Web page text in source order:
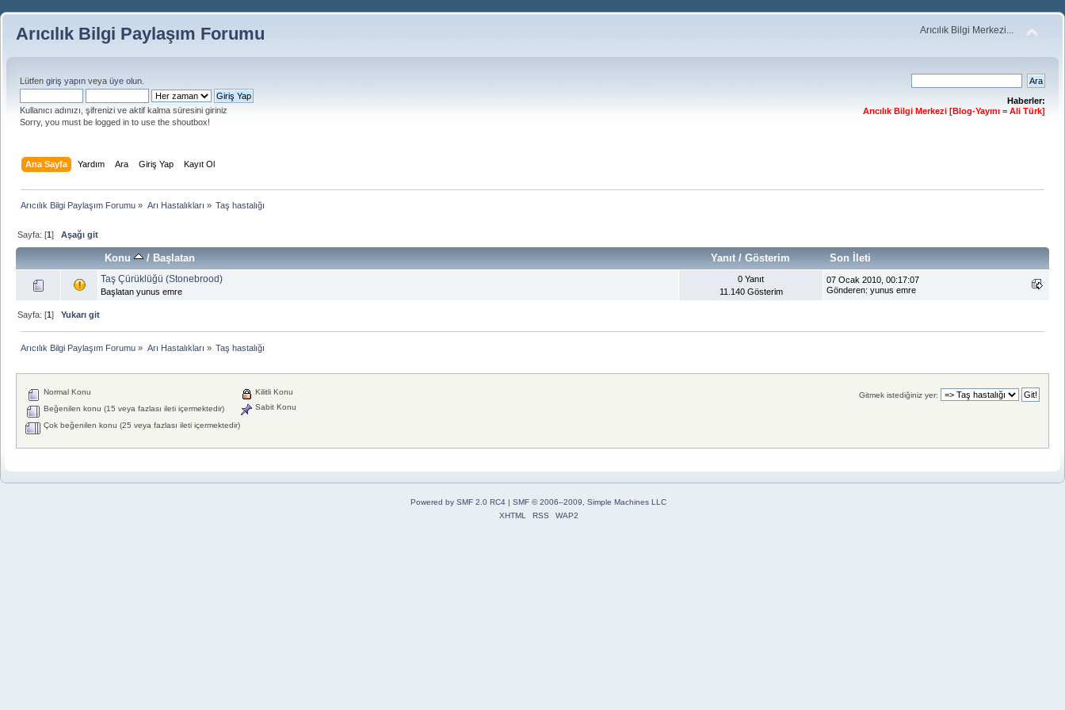
Arıcılık Bilgi Paylaşım Forumu Arıcılık Bilgi Merkezi...
Lütfen giriş yapın veya üye olun
Kullanıcı adınızı, şifrenizi ve aktif kalma süresini giriniz
Sorry, you must be logged in to use the shoutbox!
Haberler:
Arıcılık Bilgi Merkezi [Blog-Yayını = Ali Türk]
Ana Sayfa Yardım Ara Giriş Yap Kayıt Ol
Arıcılık Bilgi Paylaşım Forumu » Arı Hastalıkları » Taş hastalığı
Sayfa: [1]Aşağı git
Konu /Başlatan Yanıt/ Gösterim Son İleti
Taş Çürüklüğü (Stonebrood)
Başlatan yunus emre
0 Yanıt
11.140 Gösterim
07 Ocak 2010, 00:17:07
Gönderen: yunus emre
Sayfa: [1]Yukarı git
Arıcılık Bilgi Paylaşım Forumu » Arı Hastalıkları » Taş hastalığı
Gitmek istediğiniz yer:
Normal Konu
Beğenilen konu (15 veya fazlası ileti içermektedir)
Çok beğenilen konu (25 veya fazlası ileti içermektedir)
Kilitli Konu
Sabit Konu
Powered by SMF 2.0 RC4 | SMF © 2006–2009, Simple Machines LLC
XHTML
RSS WAP2